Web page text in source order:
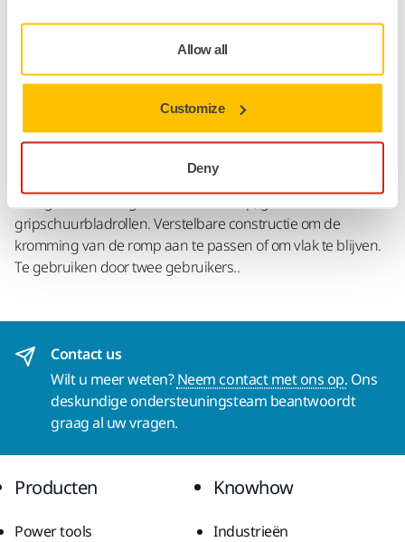
Allow all
Customize
Deny
Productinformatie
Technische details
Speciaal lang schuurblok voor het schuren van plamuur en
grondverf op rompen, compatibel met stofafzuiging.
gripschuurbladrollen. Verstelbare constructie om de
kromming van de romp aan te passen of om vlak te blijven.
Te gebruiken door twee gebruikers..
Contact us
Wilt u meer weten?Neem contact met ons op. Ons
deskundige ondersteuningsteam beantwoordt
graag al uw vragen.
Producten
Power tools
Knowhow
Industrieën